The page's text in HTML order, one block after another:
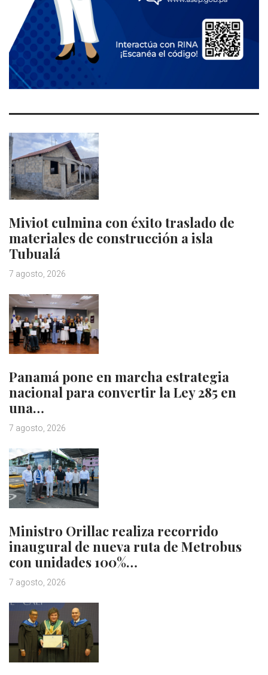
Miviot culmina con éxito traslado de
materiales de construcción a isla
Tubualá
7 agosto, 2026
Panamá pone en marcha estrategia
nacional para convertir la Ley 285 en
una…
7 agosto, 2026
Ministro Orillac realiza recorrido
inaugural de nueva ruta de Metrobus
con unidades 100%…
7 agosto, 2026